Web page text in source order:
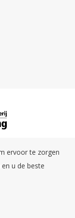
direct
Jong
ervoor te zorgen
u de beste